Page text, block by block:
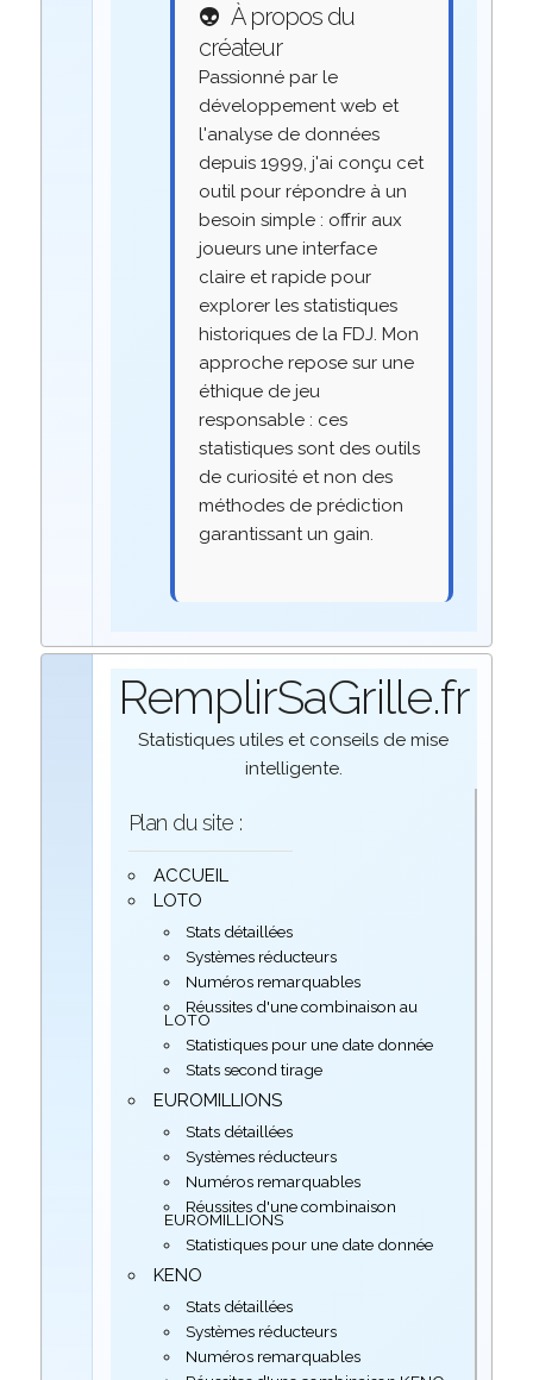
👽 À propos du
créateur
Passionné par le
développement web et
l'analyse de données
depuis 1999, j'ai conçu cet
outil pour répondre à un
besoin simple : offrir aux
joueurs une interface
claire et rapide pour
explorer les statistiques
historiques de la FDJ. Mon
approche repose sur une
éthique de jeu
responsable : ces
statistiques sont des outils
de curiosité et non des
méthodes de prédiction
garantissant un gain.
RemplirSaGrille.fr
Statistiques utiles et conseils de mise
intelligente.
Plan du site :
ACCUEIL
LOTO
Stats détaillées
Systèmes réducteurs
Numéros remarquables
Réussites d'une combinaison au
LOTO
Statistiques pour une date donnée
Stats second tirage
EUROMILLIONS
Stats détaillées
Systèmes réducteurs
Numéros remarquables
Réussites d'une combinaison
EUROMILLIONS
Statistiques pour une date donnée
KENO
Stats détaillées
Systèmes réducteurs
Numéros remarquables